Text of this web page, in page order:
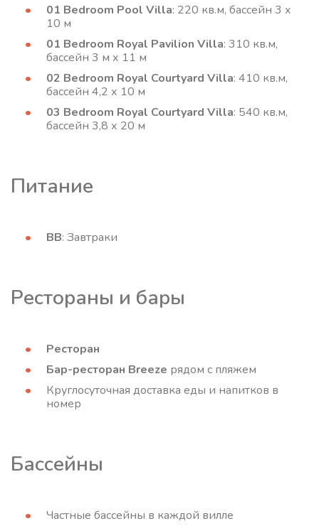
01 Bedroom Pool Villa: 220 кв.м, бассейн 3 х
10 м
01 Bedroom Royal Pavilion Villa: 310 кв.м,
бассейн 3 м х 11 м
02 Bedroom Royal Courtyard Villa: 410 кв.м,
бассейн 4,2 х 10 м
03 Bedroom Royal Courtyard Villa: 540 кв.м,
бассейн 3,8 х 20 м
Питание
BB: Завтраки
Рестораны и бары
Ресторан
Бар-ресторан Breeze рядом с пляжем
Круглосуточная доставка еды и напитков в
номер
Бассейны
Частные бассейны в каждой вилле